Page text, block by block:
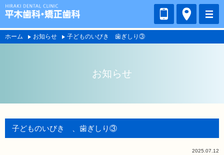
ホーム お知らせ 子どものいびき 歯ぎしり③
お知らせ
子どものいびき 、歯ぎしり③
2025.07.12